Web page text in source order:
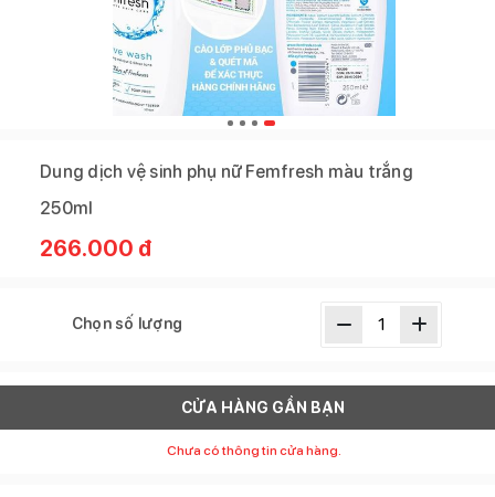
Dung dịch vệ sinh phụ nữ Femfresh màu trắng
250ml
266.000 đ
Chọn số lượng
CỬA HÀNG GẦN BẠN
Chưa có thông tin cửa hàng.